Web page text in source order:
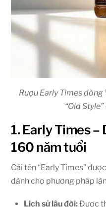
Rượu Early Times
“Old
1. Early Times –
160 năm tuổi
Cái tên “Early Times”
dành cho phương pháp
Lịch sử lâu đời:Được